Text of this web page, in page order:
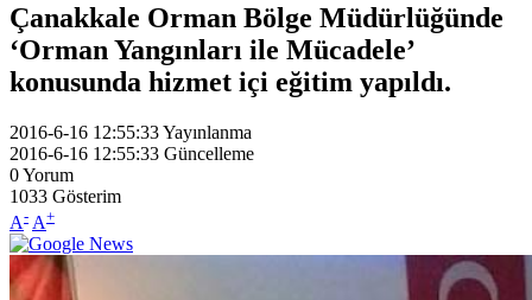
Çanakkale Orman Bölge Müdürlüğünde
‘Orman Yangınları ile Mücadele’
konusunda hizmet içi eğitim yapıldı.
2016-6-16 12:55:33Yayınlanma
2016-6-16 12:55:33 Güncelleme
0Yorum
1033 Gösterim
A- A+